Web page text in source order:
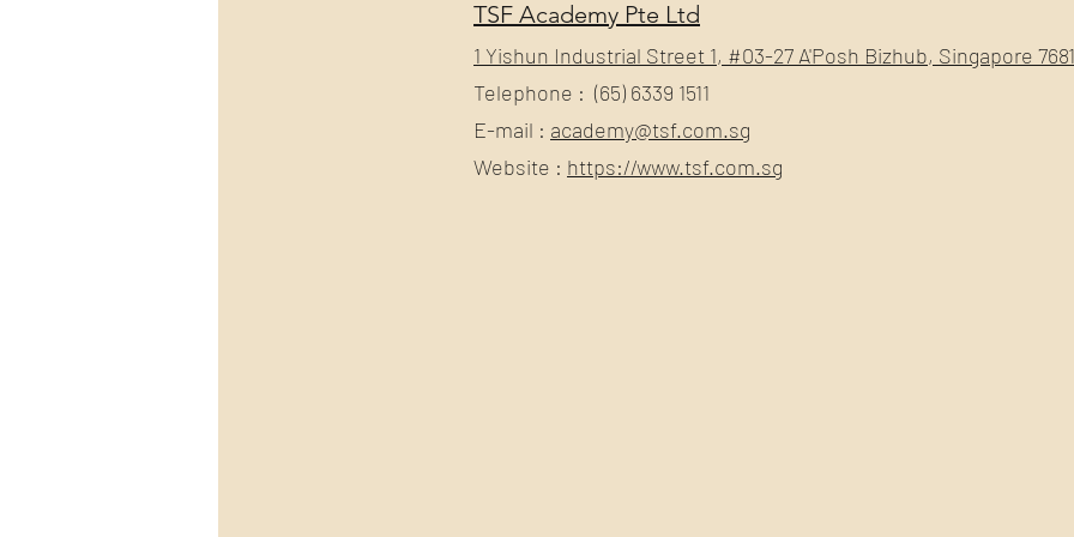
TSF Academy Pte Ltd
1 Yishun Industrial Street 1, #03-27 A'Posh Bizhub, Singapore
Telephone : (65) 6339 1511
E-mail : academy@tsf.com.sg
Website : https://www.tsf.com.sg